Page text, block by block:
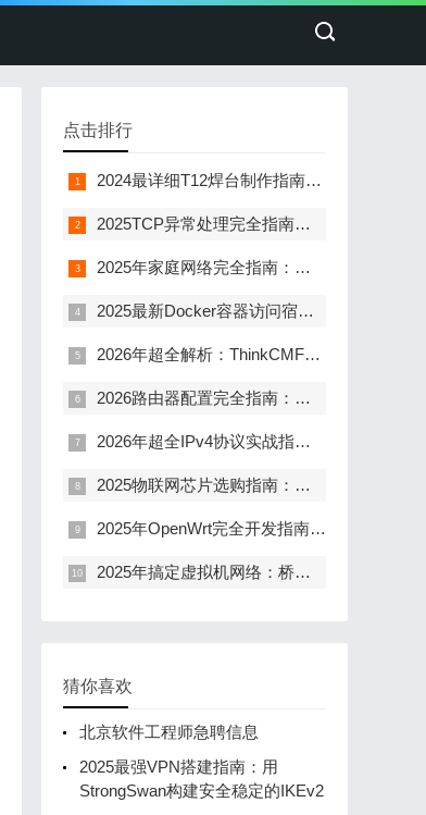
点击排行
2024最详细T12焊台制作指南：从元件到PID算法，新手也能看懂的STM32实战教程
2025TCP异常处理完全指南：从崩溃恢复到性能调优
2025年家庭网络完全指南：从入门到进阶的实战手册
2025最新Docker容器访问宿主机网络全攻略：3大方案+10个避坑技巧，新手也能秒懂的实战指南
2026年超全解析：ThinkCMF框架50+核心公共函数，新手小白也能秒懂的实用指南
2026路由器配置完全指南：从路由策略到PBR实战，小白也能看懂的网络优化手册
2026年超全IPv4协议实战指南：从基础原理到网络优化
2025物联网芯片选购指南：一文读懂ESP32-C6系列的4大核心优势与10项实用技巧
2025年OpenWrt完全开发指南：从源码编译到多系统部署的7大核心技能
2025年搞定虚拟机网络：桥接NATHost-Only实战指南（附10个避坑技巧）
猜你喜欢
北京软件工程师急聘信息
2025最强VPN搭建指南：用
StrongSwan构建安全稳定的IKEv2